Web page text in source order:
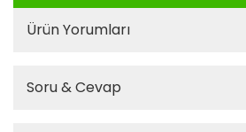
Ürün Yorumları
Soru & Cevap